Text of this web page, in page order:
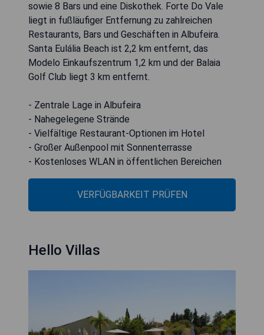
sowie 8 Bars und eine Diskothek. Forte Do Vale
liegt in fußläufiger Entfernung zu zahlreichen
Restaurants, Bars und Geschäften in Albufeira.
Santa Eulália Beach ist 2,2 km entfernt, das
Modelo Einkaufszentrum 1,2 km und der Balaia
Golf Club liegt 3 km entfernt.
- Zentrale Lage in Albufeira
- Nahegelegene Strände
- Vielfältige Restaurant-Optionen im Hotel
- Großer Außenpool mit Sonnenterrasse
- Kostenloses WLAN in öffentlichen Bereichen
VERFÜGBARKEIT PRÜFEN
Hello Villas